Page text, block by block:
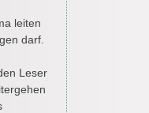
leiten
darf.
Leser